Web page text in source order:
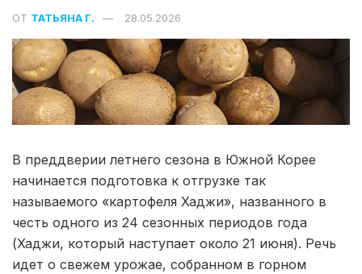
ОТ ТАТЬЯНА Г. 28.05.2026
В преддверии летнего сезона в Южной Корее
начинается подготовка к отгрузке так
называемого «картофеля Хаджи», названного в
честь одного из 24 сезонных периодов года
(Хаджи, который наступает около 21 июня). Речь
идет о свежем урожае, собранном в горном